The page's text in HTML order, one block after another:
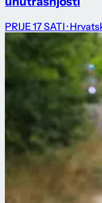
PRIJE 17 SATI ·